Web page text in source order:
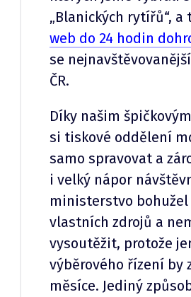
„Blanických rytířů“, a
web do 24 hodin
se
ČR.
Díky našim
si tiskové oddělení
samo spravovat a
i velký nápor
ministerstvo bohužel
vlastních zdrojů a
vysoutěžit, protože
výběrového řízení by
měsíce. Jediný